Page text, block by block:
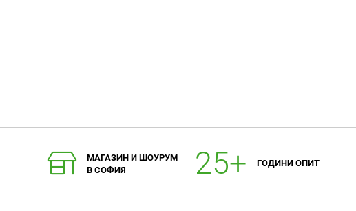
МАГАЗИН И ШОУРУМ
В СОФИЯ
ГОДИНИ ОПИТ